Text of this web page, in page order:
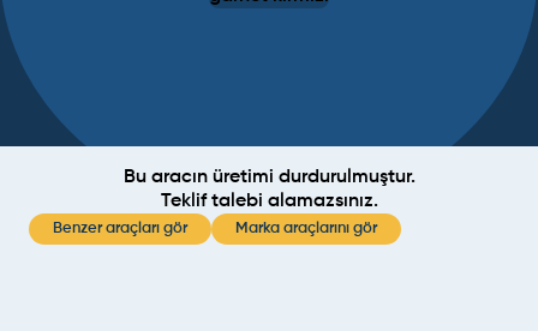
Bu aracın üretimi durdurulmuştur.
Teklif talebi alamazsınız.
Benzer araçları gör Marka araçlarını gör